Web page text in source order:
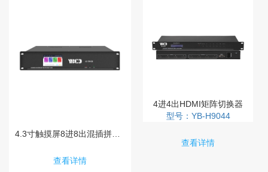
查看详情
4进4出HDMI矩阵切换器
型号：YB-H9044
查看详情